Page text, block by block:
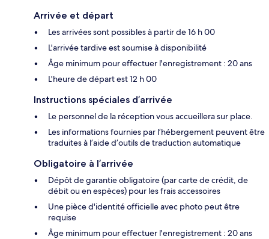
Arrivée et départ
Les arrivées sont possibles à partir de 16 h 00
L'arrivée tardive est soumise à disponibilité
Âge minimum pour effectuer l'enregistrement : 20 ans
L'heure de départ est 12 h 00
Instructions spéciales d’arrivée
Le personnel de la réception vous accueillera sur place.
Les informations fournies par l’hébergement peuvent être
traduites à l’aide d’outils de traduction automatique
Obligatoire à l’arrivée
Dépôt de garantie obligatoire (par carte de crédit, de
débit ou en espèces) pour les frais accessoires
Une pièce d'identité officielle avec photo peut être
requise
Âge minimum pour effectuer l'enregistrement : 20 ans